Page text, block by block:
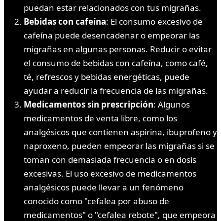
puedan estar relacionados con tus migrañas.
Bebidas con cafeína: El consumo excesivo de
cafeína puede desencadenar o empeorar las
migrañas en algunas personas. Reducir o evitar
el consumo de bebidas con cafeína, como café,
té, refrescos y bebidas energéticas, puede
ayudar a reducir la frecuencia de las migrañas.
Medicamentos sin prescripción: Algunos
medicamentos de venta libre, como los
analgésicos que contienen aspirina, ibuprofeno y
naproxeno, pueden empeorar las migrañas si se
toman con demasiada frecuencia o en dosis
excesivas. El uso excesivo de medicamentos
analgésicos puede llevar a un fenómeno
conocido como "cefalea por abuso de
medicamentos" o "cefalea rebote", que empeora